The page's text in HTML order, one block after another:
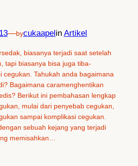
—bycukaapelin Artikel
biasanya terjadi saat setelah
tapi biasanya bisa juga tiba-
cegukan. Tahukah anda bagaimana
Bagaimana caramenghentikan
Berikut ini pembahasan lengkap
mulai dari penyebab cegukan,
sampai komplikasi cegukan.
sebuah kejang yang terjadi
memisahkan…